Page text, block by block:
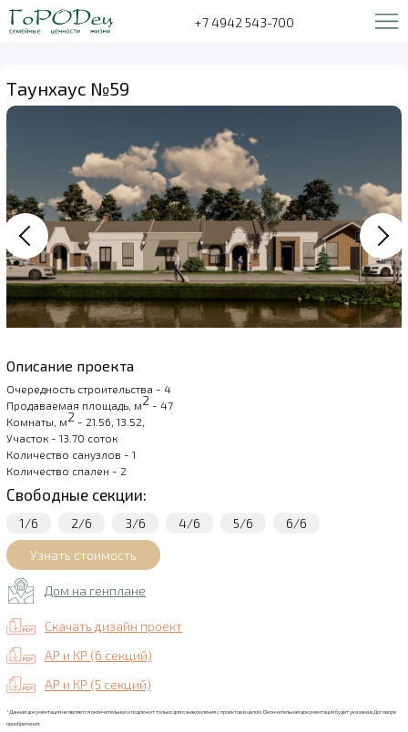
+7 4942 543-700
Таунхаус №59
Описание проекта
Очередность строительства - 4
Продаваемая площадь, м2 - 47
Комнаты, м2 - 21.56, 13.52,
Участок - 13.70 соток
Количество санузлов - 1
Количество спален - 2
Свободные секции:
1/6 2/6 3/6 4/6 5/6 6/6
Дом на генплане
Скачать дизайн проект
АР и КР (6 секций)
АР и КР (5 секций)
*Данная документация не является окончательной и подлежит только для ознакомления с проектов в целом. Окончательная документация будет указана в Договоре
приобретения.